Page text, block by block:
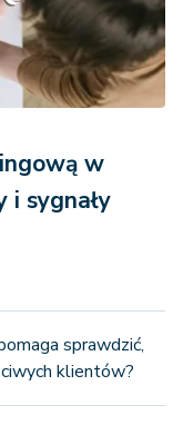
w
i sygnały
sprawdzić,
klientów?